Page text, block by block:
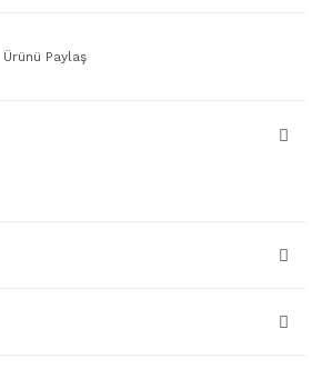
Ürünü Paylaş